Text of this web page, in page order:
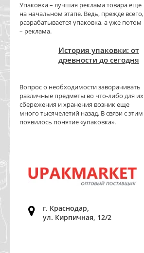
Упаковка – лучшая реклама товара еще
на начальном этапе. Ведь, прежде всего,
разрабатывается упаковка, а уже потом
– реклама.
История упаковки: от
древности до сегодня
Вопрос о необходимости заворачивать
различные предметы во что-либо для их
сбережения и хранения возник еще
много тысячелетий назад. В связи с этим
появилось понятие «упаковка».
г. Краснодар,
ул. Кирпичная, 12/2